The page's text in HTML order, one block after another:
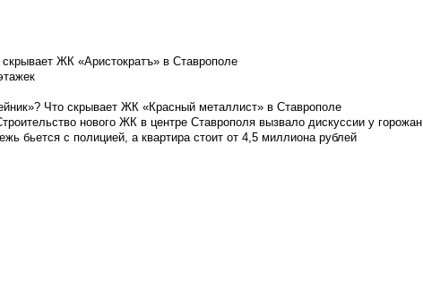
ЖК «Аристократъ» в Ставрополе
Что скрывает ЖК «Красный металлист» в Ставрополе
нового ЖК в центре Ставрополя вызвало дискуссии у горожан
бьется с полицией, а квартира стоит от 4,5 миллиона рублей